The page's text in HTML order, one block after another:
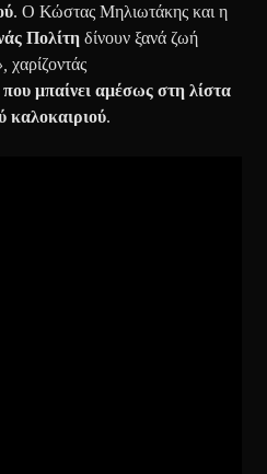
. Ο Κώστας Μηλιωτάκης και η
Πολίτηδίνουν ξανά ζωή
χαρίζοντάς
που μπαίνει αμέσως στη λίστα
καλοκαιριού.